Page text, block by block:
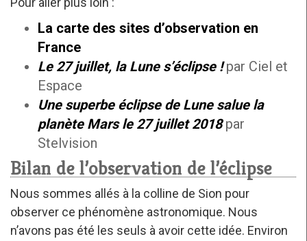
La carte des sites d’observation en
France
Le 27 juillet, la Lune s’éclipse !par Ciel et
Espace
Une superbe éclipse de Lune salue la
planète Mars le 27 juillet 2018par
Stelvision
Bilan de l’observation de l’éclipse
Nous sommes allés à la colline de Sion pour
observer ce phénomène astronomique. Nous
n’avons pas été les seuls à avoir cette idée. Environ